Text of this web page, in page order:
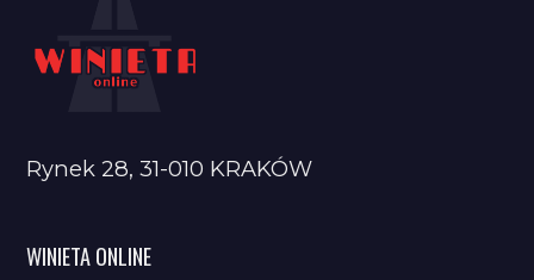
Rynek 28, 31-010 KRAKÓW
WINIETA ONLINE